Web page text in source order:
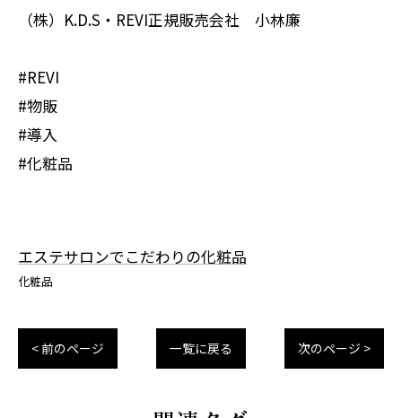
（株）K.D.S・REVI正規販売会社 小林廉
#REVI
#物販
#導入
#化粧品
エステサロンでこだわりの化粧品
化粧品
< 前のページ 一覧に戻る 次のページ >